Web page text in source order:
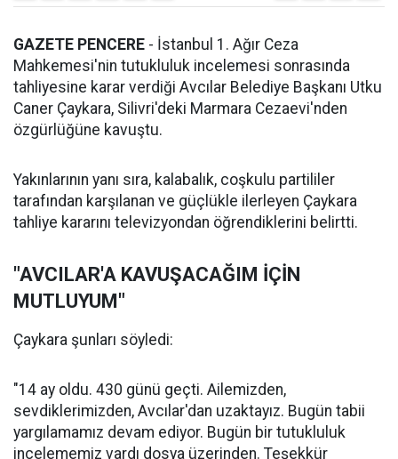
GAZETE PENCERE - İstanbul 1. Ağır Ceza
Mahkemesi'nin tutukluluk incelemesi sonrasında
tahliyesine karar verdiği Avcılar Belediye Başkanı Utku
Caner Çaykara, Silivri'deki Marmara Cezaevi'nden
özgürlüğüne kavuştu.
Yakınlarının yanı sıra, kalabalık, coşkulu partililer
tarafından karşılanan ve güçlükle ilerleyen Çaykara
tahliye kararını televizyondan öğrendiklerini belirtti.
"AVCILAR'A KAVUŞACAĞIM İÇİN
MUTLUYUM"
Çaykara şunları söyledi:
"14 ay oldu. 430 günü geçti. Ailemizden,
sevdiklerimizden, Avcılar'dan uzaktayız. Bugün tabii
yargılamamız devam ediyor. Bugün bir tutukluluk
incelememiz vardı dosya üzerinden. Teşekkür